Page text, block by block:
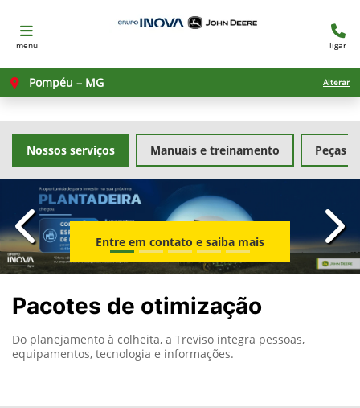
menu ligar
Pompéu – MG Alterar
Manuais e treinamento Peças
Nossos serviços
Entre em contato e saiba mais
templates.template-
Pacotes de otimização
Do planejamento à colheita, a Treviso integra pessoas,
equipamentos, tecnologia e informações.